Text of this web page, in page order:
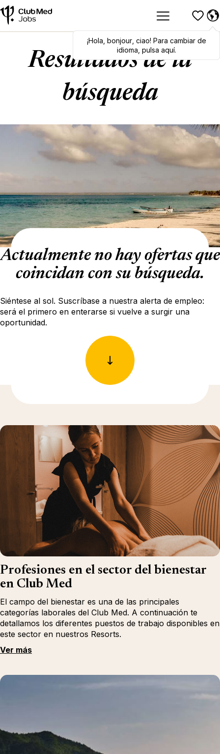
Hola,bonjour,ciao! To switch
languages, click here!
¡Hola bonjour, ciao! Para cambiar de
idioma, pulsa aquí.
Resultados de la
búsqueda
Actualmente no hay ofertas que
coincidan con su búsqueda.
Siéntese al sol. Suscríbase a nuestra alerta de empleo:
será el primero en enterarse si vuelve a surgir una
oportunidad.
Profesiones en el sector del bienestar
en Club Med
El campo del bienestar es una de las principales
categorías laborales del Club Med. A continuación te
detallamos los diferentes puestos de trabajo disponibles en
este sector en nuestros Resorts.
Ver más